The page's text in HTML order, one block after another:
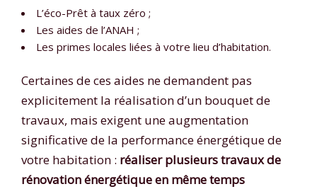
L’éco-Prêt à taux zéro ;
Les aides de l’ANAH ;
Les primes locales liées à votre lieu d’habitation.
Certaines de ces aides ne demandent pas
explicitement la réalisation d’un bouquet de
travaux, mais exigent une augmentation
significative de la performance énergétique de
votre habitation : réaliser plusieurs travaux de
rénovation énergétique en même temps